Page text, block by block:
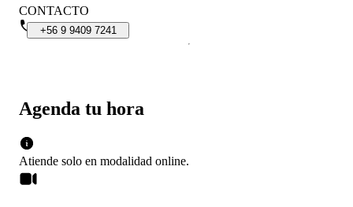
Agenda tu hora
Atiende solo en modalidad online.
CONTACTO
+56 9 9409 7241